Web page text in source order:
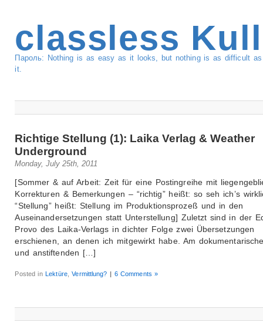
classless
Пароль: Nothing is as easy as it looks, but nothing is as difficult
it.
Richtige Stellung (1): Laika Verlag & Weather
Underground
Monday, July 25th, 2011
[Sommer & auf Arbeit: Zeit für eine Postingreihe mit
Korrekturen & Bemerkungen – “richtig” heißt: so seh ich’s
“Stellung” heißt: Stellung im Produktionsprozeß und in den
Auseinandersetzungen statt Unterstellung] Zuletzt sind in der
Provo des Laika-Verlags in dichter Folge zwei Übersetzungen
erschienen, an denen ich mitgewirkt habe. Am
und anstiftenden […]
Posted inLektüre,Vermittlung? | 6 Comments »